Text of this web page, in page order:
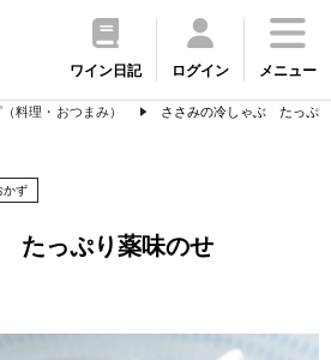
ワイン日記 ログイン メニュー
料理・おつまみ）
ささみの冷しゃぶ たっぷ
かず
たっぷり薬味のせ